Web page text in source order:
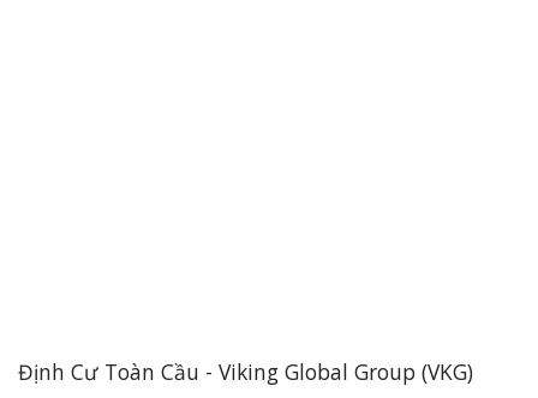
Định Cư Toàn Cầu - Viking Global Group (VKG)